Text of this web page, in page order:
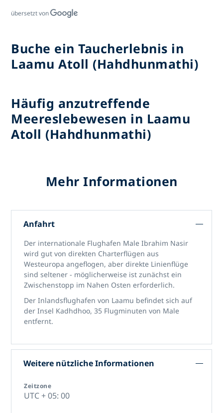
übersetzt von
Buche ein Taucherlebnis in
Laamu Atoll (Hahdhunmathi)
Häufig anzutreffende
Meereslebewesen in Laamu
Atoll (Hahdhunmathi)
Mehr Informationen
Anfahrt
Der internationale Flughafen Male Ibrahim Nasir
wird gut von direkten Charterflügen aus
Westeuropa angeflogen, aber direkte Linienflüge
sind seltener - möglicherweise ist zunächst ein
Zwischenstopp im Nahen Osten erforderlich.
Der Inlandsflughafen von Laamu befindet sich auf
der Insel Kadhdhoo, 35 Flugminuten von Male
entfernt.
Weitere nützliche Informationen
Zeitzone
UTC + 05: 00